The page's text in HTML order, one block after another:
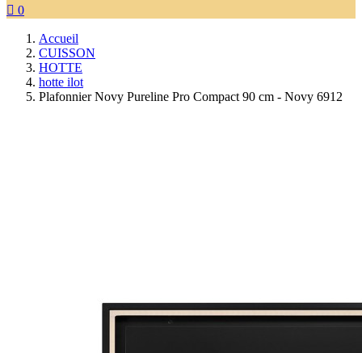
 0
Accueil
CUISSON
HOTTE
hotte ilot
Plafonnier Novy Pureline Pro Compact 90 cm - Novy 6912